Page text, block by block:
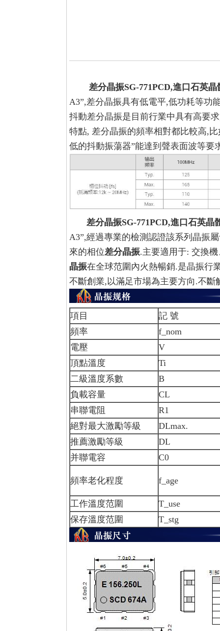
差分晶振SG-771PCD,進口石英
A3”,差分晶振具有低電平,低功耗等功
抖動差分晶振是目前行業中具有高要
特點, 差分晶振的頻率相對都比較高,
低的抖動振蕩器”能達到聲表面波等要
差分晶振SG-771PCD,進口石英晶
A3”,經過專業的檢測認證該系列晶振
來的相位差分晶振.主要適用于: 交換機
晶振在全球范圍內火熱暢銷.是晶振行
不斷創業,以滿足市場為主要方向.不斷
項目
記 號
頻率
f_nom
電壓
V
頂點溫度
Ti
二級溫度系數
B
負載容量
CL
串聯電阻
R1
絕對最大激勵等級
DLmax.
推薦激勵等級
DL
并聯電容
C0
頻率老化程度 f_age
工作溫度范圍
T_use
保存溫度范圍
T_stg